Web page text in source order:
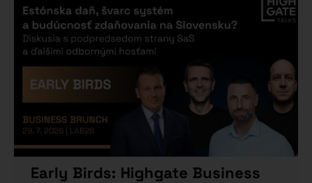
Early Birds: Highgate Business